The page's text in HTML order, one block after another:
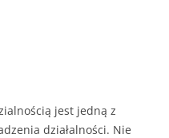
jest jedną z
działalności. Nie